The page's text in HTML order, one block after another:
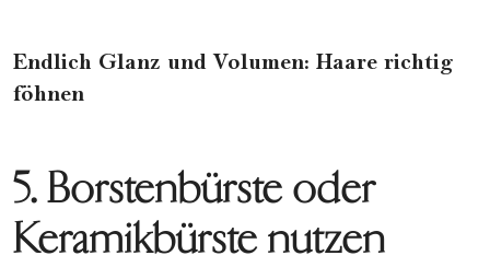
Endlich Glanz und Volumen: Haare richtig
föhnen
5. Borstenbürste oder
Keramikbürste nutzen